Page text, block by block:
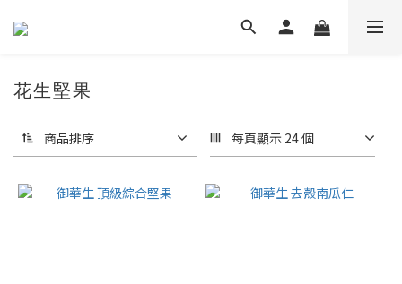
花生堅果
商品排序 每頁顯示 24 個